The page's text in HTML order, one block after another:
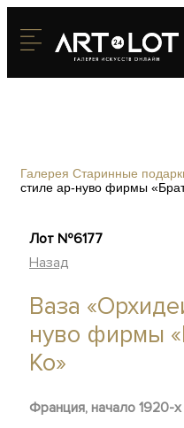
Галерея Старинные
стиле ар-нуво фирмы
Лот №6177
Назад
Ваза
нуво фирмы
Ко»
Франция, начало 1920-х